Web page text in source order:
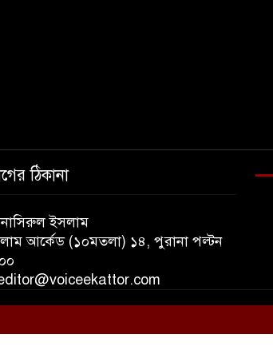
৭
৯
ঠিকানা
ইসলাম
আর্কেড (১০মতলা) ১৪, পুরানা পল্টন